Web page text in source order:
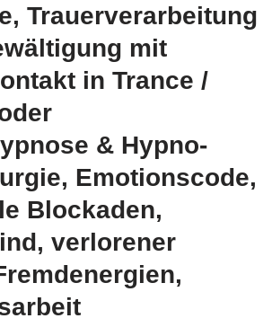
Trauerverarbeitung
mit
in Trance /
& Hypno-
Emotionscode,
Blockaden,
verlorener